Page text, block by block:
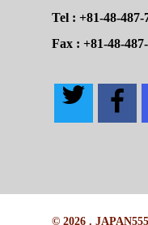
Tel : +81-48-487-
Fax : +81-48-
© 2026 .